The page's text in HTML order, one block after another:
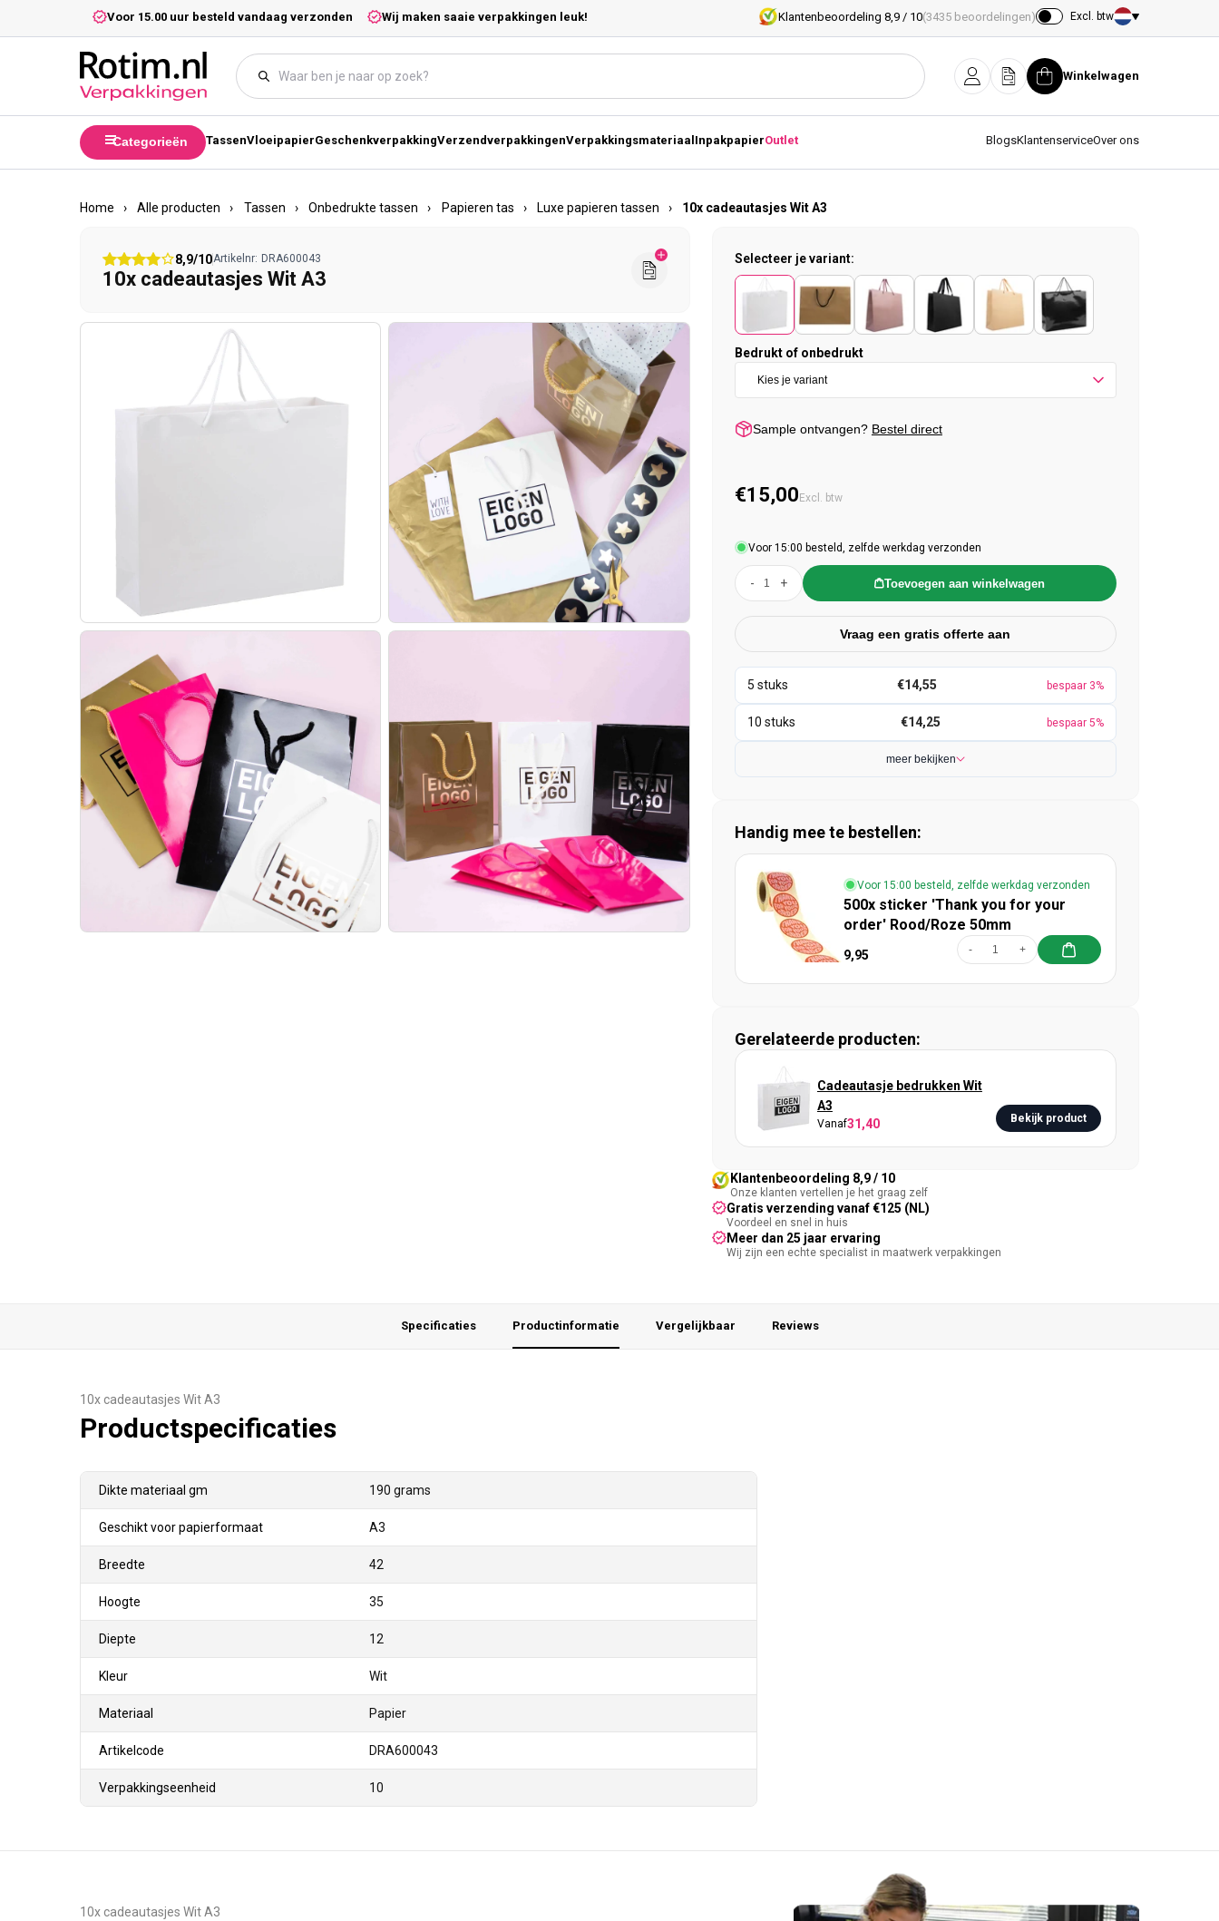
Meteen naar de contentVoor 15.00 uur besteld vandaag verzonden Wij maken saaie verpakkingen leuk! Klantenbeoordeling 8,9 / 10(3435 beoordelingen) Excl. btw
Land/regio
InloggenOfferteWinkelwagen
Winkelwagen
Categorieën TassenVloeipapierGeschenkverpakkingVerzendverpakkingenVerpakkingsmateriaal InpakpapierOutlet BlogsKlantenserviceOver ons
Home › Alle producten › Tassen › Onbedrukte tassen › Papieren tas › Luxe papieren tassen › 10x cadeautasjes Wit A3
8,9/10Artikelnr: DRA600043
10x cadeautasjes Wit A3
Selecteer je variant:
Bedrukt of onbedrukt
Sample ontvangen? Bestel direct
Normale prijs
€15,00 Excl. btw
Voor 15:00 besteld, zelfde werkdag verzonden
- + Toevoegen aan winkelwagen
Vraag een gratis offerte aan
€14,55 bespaar 3%
€14,25 bespaar 5%
meer bekijken
Handig mee te bestellen:
Voor 15:00 besteld, zelfde werkdag verzonden
500x sticker 'Thank you for your
order' Rood/Roze 50mm
9,95 - +
Gerelateerde producten:
Cadeautasje bedrukken Wit
A3
Vanaf31,40 Bekijk product
Klantenbeoordeling 8,9 / 10
Onze klanten vertellen je het graag zelf
Gratis verzending vanaf €125 (NL)
Voordeel en snel in huis
Meer dan 25 jaar ervaring
Wij zijn een echte specialist in maatwerk verpakkingen
Specificaties Productinformatie Vergelijkbaar Reviews
10x cadeautasjes Wit A3
Productspecificaties
Dikte materiaal gm 190 grams
Geschikt voor papierformaat A3
Breedte 42
Hoogte 35
Diepte 12
Kleur Wit
Materiaal Papier
Artikelcode DRA600043
Verpakkingseenheid 10
10x cadeautasjes Wit A3